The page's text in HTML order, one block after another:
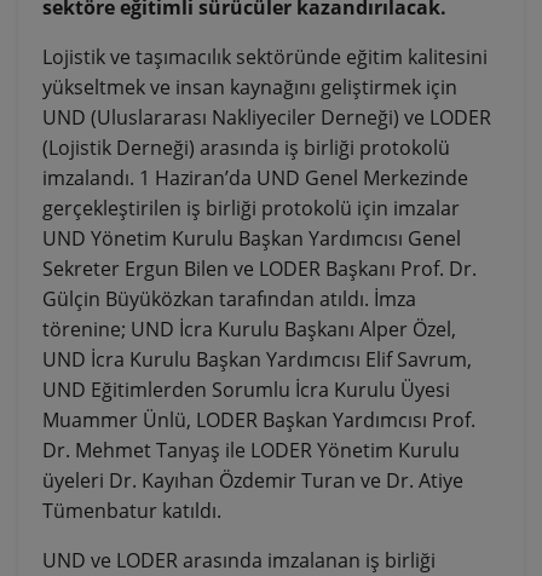
sektöre eğitimli sürücüler kazandırılacak.
Lojistik ve taşımacılık sektöründe eğitim kalitesini
yükseltmek ve insan kaynağını geliştirmek için
UND (Uluslararası Nakliyeciler Derneği) ve LODER
(Lojistik Derneği) arasında iş birliği protokolü
imzalandı. 1 Haziran’da UND Genel Merkezinde
gerçekleştirilen iş birliği protokolü için imzalar
UND Yönetim Kurulu Başkan Yardımcısı Genel
Sekreter Ergun Bilen ve LODER Başkanı Prof. Dr.
Gülçin Büyüközkan tarafından atıldı. İmza
törenine; UND İcra Kurulu Başkanı Alper Özel,
UND İcra Kurulu Başkan Yardımcısı Elif Savrum,
UND Eğitimlerden Sorumlu İcra Kurulu Üyesi
Muammer Ünlü, LODER Başkan Yardımcısı Prof.
Dr. Mehmet Tanyaş ile LODER Yönetim Kurulu
üyeleri Dr. Kayıhan Özdemir Turan ve Dr. Atiye
Tümenbatur katıldı.
UND ve LODER arasında imzalanan iş birliği